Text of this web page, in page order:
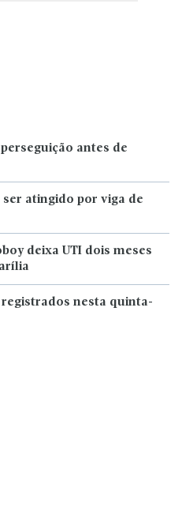
antes de
atingido por viga de
deixa UTI dois meses
nesta quinta-